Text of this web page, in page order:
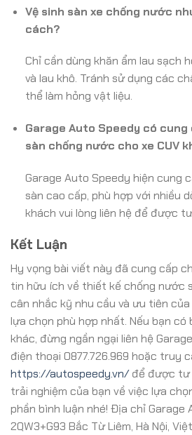
Vệ sinh sàn xe chống nước
cách?
Chỉ cần dùng khăn ẩm lau sạch
và lau khô. Tránh sử dụng các
thể làm hỏng vật liệu.
Garage Auto Speedy có cung
sàn chống nước cho xe CUV
Garage Auto Speedy hiện cung
sàn cao cấp, phù hợp với nhiều
khách vui lòng liên hệ để được
Kết Luận
Hy vọng bài viết này đã cung cấp
tin hữu ích về thiết kế chống nước
cân nhắc kỹ nhu cầu và ưu tiên
lựa chọn phù hợp nhất. Nếu bạn
khác, đừng ngần ngại liên hệ
điện thoại 0877.726.969 hoặc truy
https://autospeedy.vn/để được tư
trải nghiệm của bạn về việc lựa
phần bình luận nhé! Địa chỉ Garage
2QW3+G93 Bắc Từ Liêm, Hà Nội,